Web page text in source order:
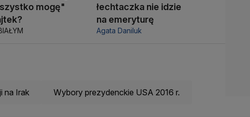
mogę"
łechtaczka nie idzie
na emeryturę
Agata Daniluk
na Irak Wybory prezydenckie USA 2016 r.